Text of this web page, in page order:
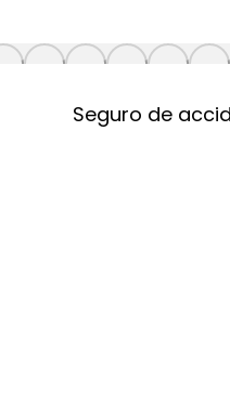
Seguro de